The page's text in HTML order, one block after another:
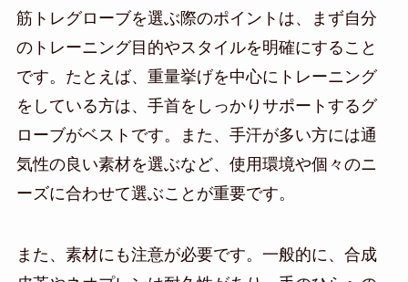
筋トレグローブを選ぶ際のポイントは、まず自分
のトレーニング目的やスタイルを明確にすること
です。たとえば、重量挙げを中心にトレーニング
をしている方は、手首をしっかりサポートするグ
ローブがベストです。また、手汗が多い方には通
気性の良い素材を選ぶなど、使用環境や個々のニ
ーズに合わせて選ぶことが重要です。
また、素材にも注意が必要です。一般的に、合成